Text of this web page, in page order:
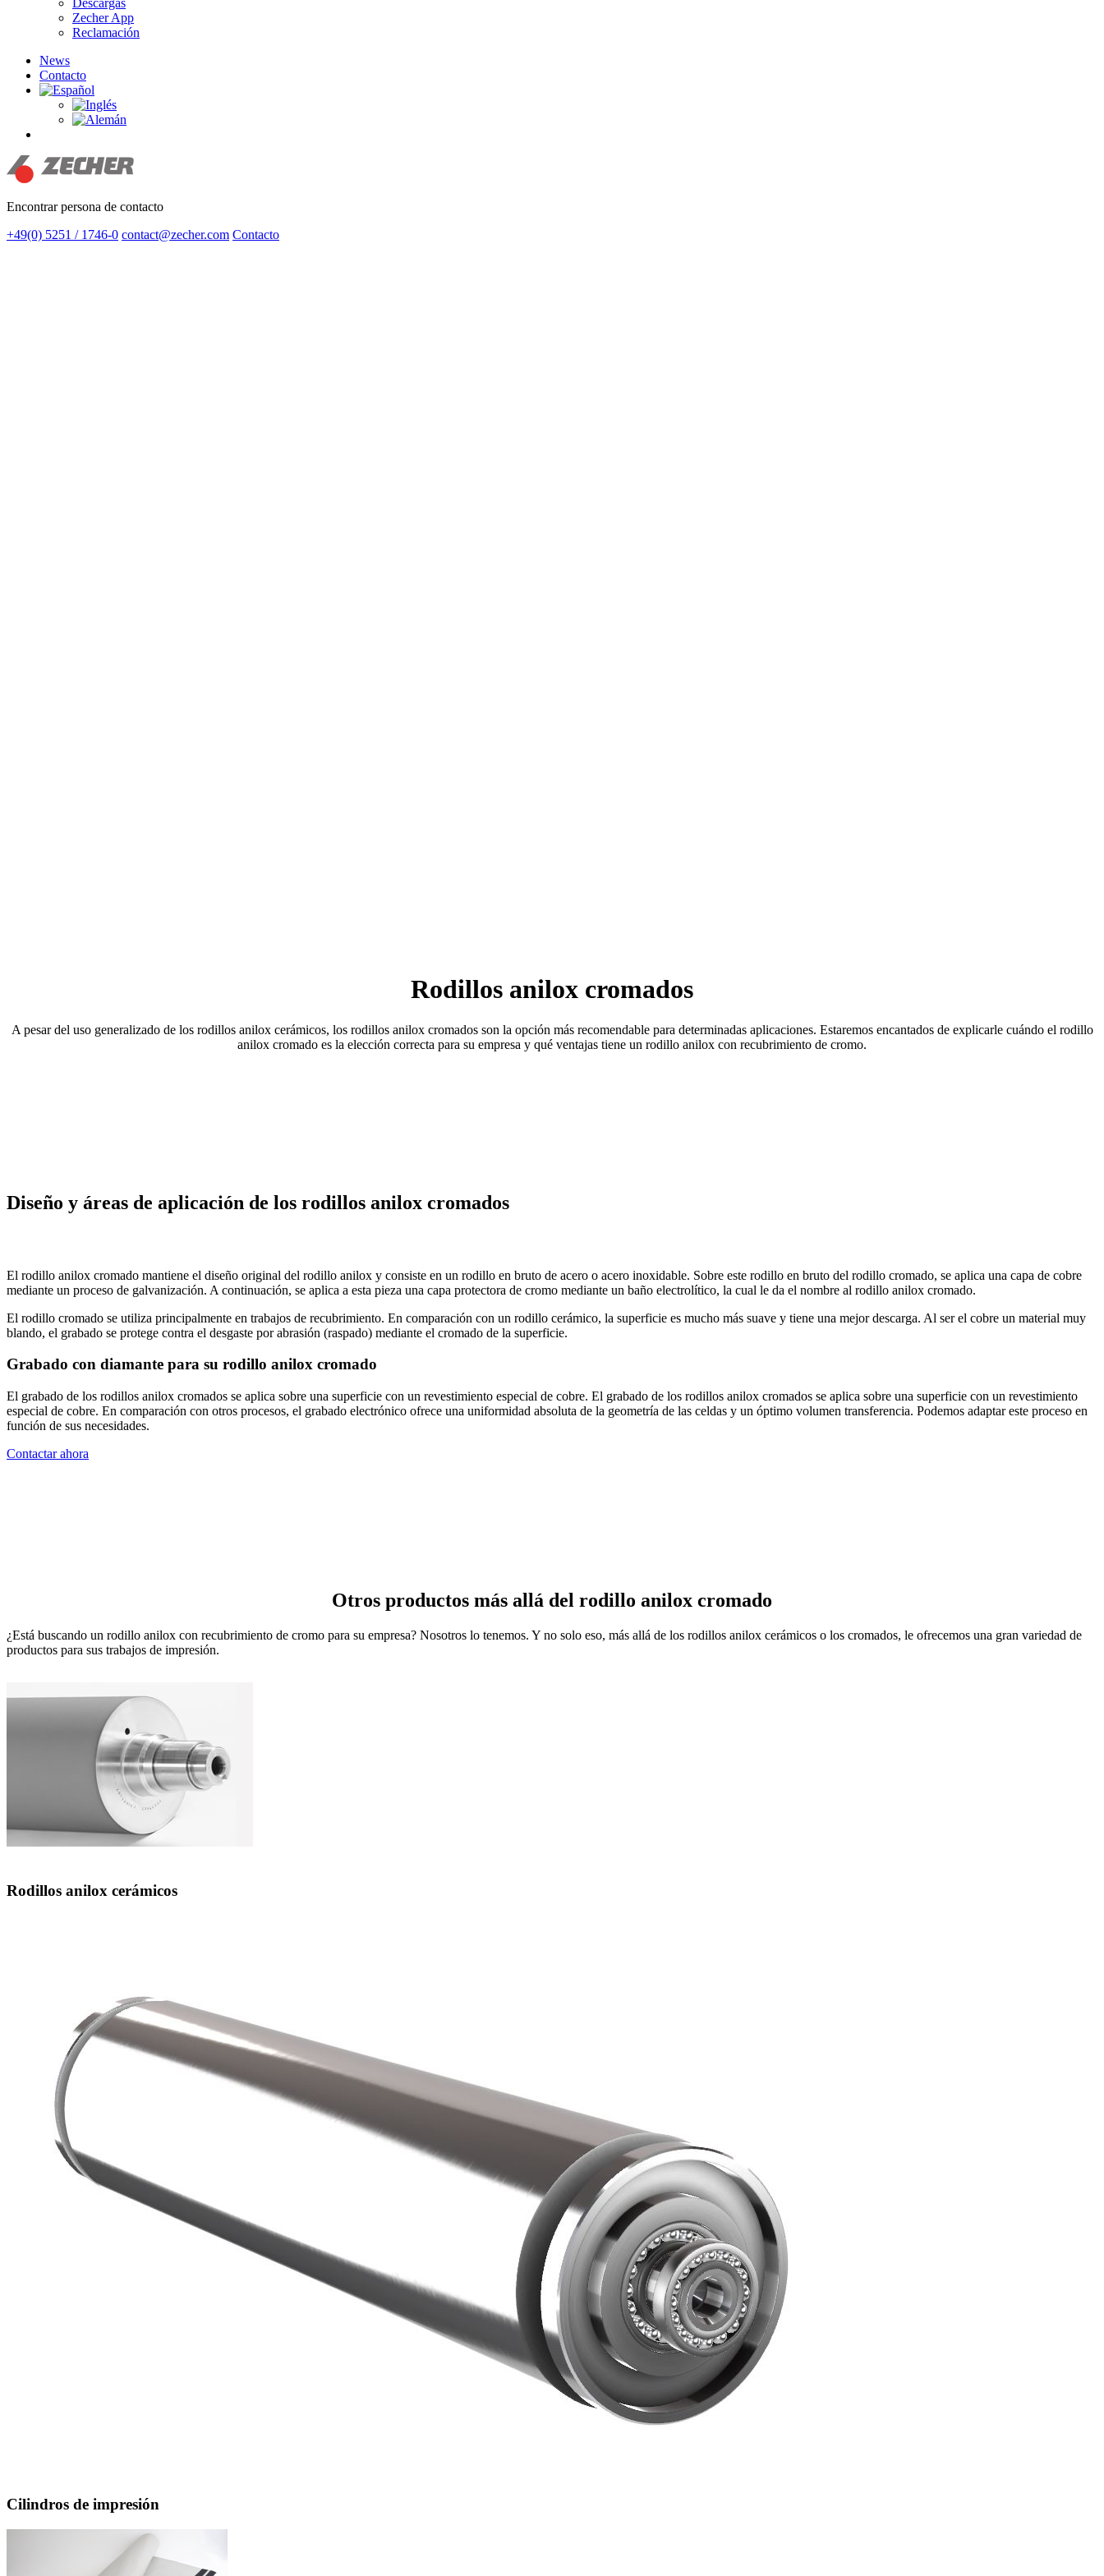
Descargas
Zecher App
Reclamación
News
Contacto
Encontrar persona de contacto
+49(0) 5251 / 1746-0 contact@zecher.com Contacto
Rodillos anilox cromados
A pesar del uso generalizado de los rodillos anilox cerámicos, los rodillos anilox cromados son la opción más recomendable para determinadas aplicaciones. Estaremos encantados de explicarle cuándo el rodillo
anilox cromado es la elección correcta para su empresa y qué ventajas tiene un rodillo anilox con recubrimiento de cromo.
Diseño y áreas de aplicación de los rodillos anilox cromados
El rodillo anilox cromado mantiene el diseño original del rodillo anilox y consiste en un rodillo en bruto de acero o acero inoxidable. Sobre este rodillo en bruto del rodillo cromado, se aplica una capa de cobre
mediante un proceso de galvanización. A continuación, se aplica a esta pieza una capa protectora de cromo mediante un baño electrolítico, la cual le da el nombre al rodillo anilox cromado.
El rodillo cromado se utiliza principalmente en trabajos de recubrimiento. En comparación con un rodillo cerámico, la superficie es mucho más suave y tiene una mejor descarga. Al ser el cobre un material muy
blando, el grabado se protege contra el desgaste por abrasión (raspado) mediante el cromado de la superficie.
Grabado con diamante para su rodillo anilox cromado
El grabado de los rodillos anilox cromados se aplica sobre una superficie con un revestimiento especial de cobre. El grabado de los rodillos anilox cromados se aplica sobre una superficie con un revestimiento
especial de cobre. En comparación con otros procesos, el grabado electrónico ofrece una uniformidad absoluta de la geometría de las celdas y un óptimo volumen transferencia. Podemos adaptar este proceso en
función de sus necesidades.
Contactar ahora
Otros productos más allá del rodillo anilox cromado
¿Está buscando un rodillo anilox con recubrimiento de cromo para su empresa? Nosotros lo tenemos. Y no solo eso, más allá de los rodillos anilox cerámicos o los cromados, le ofrecemos una gran variedad de
productos para sus trabajos de impresión.
Rodillos anilox cerámicos
Cilindros de impresión